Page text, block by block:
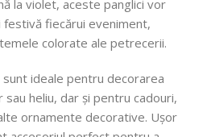
la violet, aceste panglici vor
fiecărui eveniment,
colorate ale petrecerii.
sunt ideale pentru decorarea
heliu, dar și pentru cadouri,
ornamente decorative. Ușor